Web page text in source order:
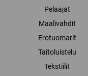
Pelaajat
Maalivahdit
Erotuomarit
Taitoluistelu
Tekstiilit